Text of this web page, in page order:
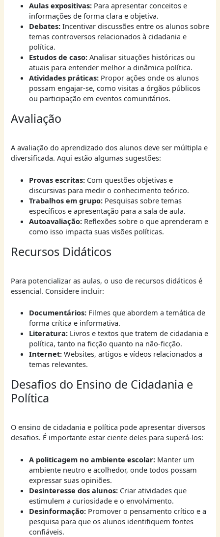
Aulas expositivas:Para apresentar conceitos e
informações de forma clara e objetiva.
Debates:Incentivar discussões entre os alunos sobre
temas controversos relacionados à cidadania e
política.
Estudos de caso:Analisar situações históricas ou
atuais para entender melhor a dinâmica política.
Atividades práticas:Propor ações onde os alunos
possam engajar-se, como visitas a órgãos públicos
ou participação em eventos comunitários.
Avaliação
A avaliação do aprendizado dos alunos deve ser múltipla e
diversificada. Aqui estão algumas sugestões:
Provas escritas:Com questões objetivas e
discursivas para medir o conhecimento teórico.
Trabalhos em grupo:Pesquisas sobre temas
específicos e apresentação para a sala de aula.
Autoavaliação:Reflexões sobre o que aprenderam e
como isso impacta suas visões políticas.
Recursos Didáticos
Para potencializar as aulas, o uso de recursos didáticos é
essencial. Considere incluir:
Documentários:Filmes que abordem a temática de
forma crítica e informativa.
Literatura:Livros e textos que tratem de cidadania e
política, tanto na ficção quanto na não-ficção.
Internet:Websites, artigos e vídeos relacionados a
temas relevantes.
Desafios do Ensino de Cidadania e
Política
O ensino de cidadania e política pode apresentar diversos
desafios. É importante estar ciente deles para superá-los:
A politicagem no ambiente escolar:Manter um
ambiente neutro e acolhedor, onde todos possam
expressar suas opiniões.
Desinteresse dos alunos:Criar atividades que
estimulem a curiosidade e o envolvimento.
Desinformação:Promover o pensamento crítico e a
pesquisa para que os alunos identifiquem fontes
confiáveis.